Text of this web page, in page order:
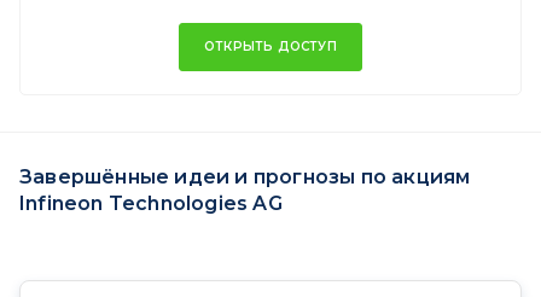
ОТКРЫТЬ ДОСТУП
Завершённые идеи и прогнозы по акциям
Infineon Technologies AG